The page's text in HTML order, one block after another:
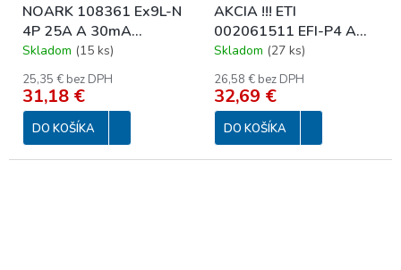
NOARK 108361 Ex9L-N
4P 25A A 30mA
Prúdový chránič,
Icn=6kA, 4-pól, In=25A,
Skladom (15 ks)
25,35 € bez DPH
31,18 €
DO KOŠÍKA
AKCIA !!! ETI
002061511 EFI-P4 A
25/4/0,03 10kA Prúdový
chránič 3+N-pólový, 4M,
typ A
Skladom (27 ks)
26,58 € bez DPH
32,69 €
DO KOŠÍKA